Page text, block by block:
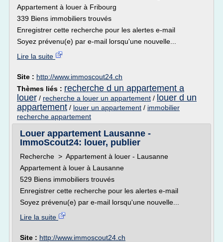
Appartement à louer à Fribourg
339 Biens immobiliers trouvés
Enregistrer cette recherche pour les alertes e-mail
Soyez prévenu(e) par e-mail lorsqu'une nouvelle...
Lire la suite
Site : http://www.immoscout24.ch
Thèmes liés : recherche d un appartement a
louer / recherche a louer un appartement / louer d un
appartement / louer un appartement / immobilier
recherche appartement
Louer appartement Lausanne -
ImmoScout24: louer, publier
Recherche > Appartement à louer - Lausanne
Appartement à louer à Lausanne
529 Biens immobiliers trouvés
Enregistrer cette recherche pour les alertes e-mail
Soyez prévenu(e) par e-mail lorsqu'une nouvelle...
Lire la suite
Site : http://www.immoscout24.ch